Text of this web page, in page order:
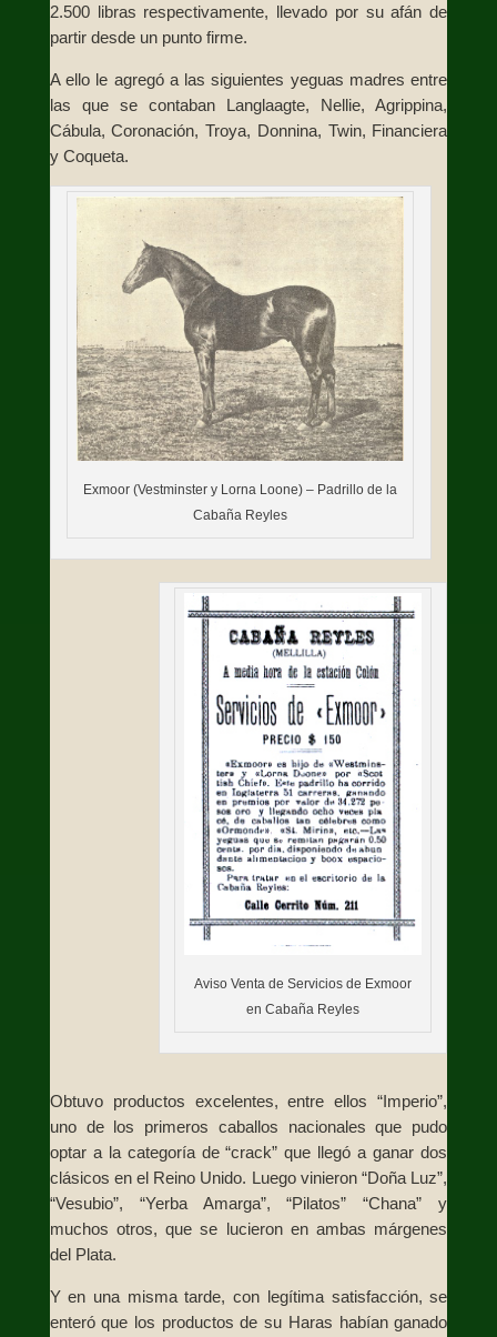
2.500 libras respectivamente, llevado por su afán de
partir desde un punto firme.
A ello le agregó a las siguientes yeguas madres entre
las que se contaban Langlaagte, Nellie, Agrippina,
Cábula, Coronación, Troya, Donnina, Twin, Financiera
y Coqueta.
Exmoor (Vestminster y Lorna Loone) – Padrillo de la
Cabaña Reyles
Aviso Venta de Servicios de Exmoor
en Cabaña Reyles
Obtuvo productos excelentes, entre ellos “Imperio”,
uno de los primeros caballos nacionales que pudo
optar a la categoría de “crack” que llegó a ganar dos
clásicos en el Reino Unido. Luego vinieron “Doña Luz”,
“Vesubio”, “Yerba Amarga”, “Pilatos” “Chana” y
muchos otros, que se lucieron en ambas márgenes
del Plata.
Y en una misma tarde, con legítima satisfacción, se
enteró que los productos de su Haras habían ganado